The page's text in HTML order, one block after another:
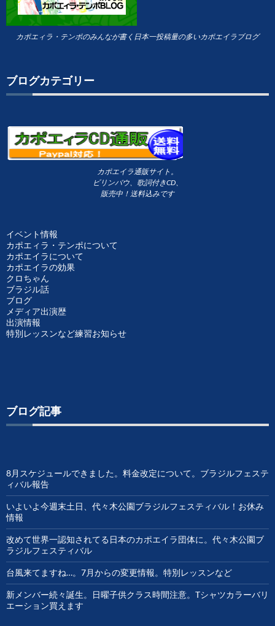
カポエィラ・テンポのみんなが書く日本一投稿量の多いカポエイラブログ
ブログカテゴリー
カポエイラ通販サイト。
ビリンバウ、歌詞付きCD、
販売中！送料込みです
イベント情報
カポエィラ・テンポについて
カポエイラについて
カポエイラの効果
クロちゃん
ブラジル話
ブログ
メディア出演歴
出演情報
特別レッスンなど練習お知らせ
ブログ記事
8月スケジュールできました。料金改定について。ブラジルフェステ
ィバル報告
いよいよ今週末土日、代々木公園ブラジルフェスティバル！お休み
情報
改めて世界一認知されてる日本のカポエイラ団体に。代々木公園ブ
ラジルフェスティバル
台風来てますね…。7月からの変更情報。特別レッスンなど
新メンバー続々誕生。日曜子供クラス時間注意。Tシャツカラーバリ
エーション買えます